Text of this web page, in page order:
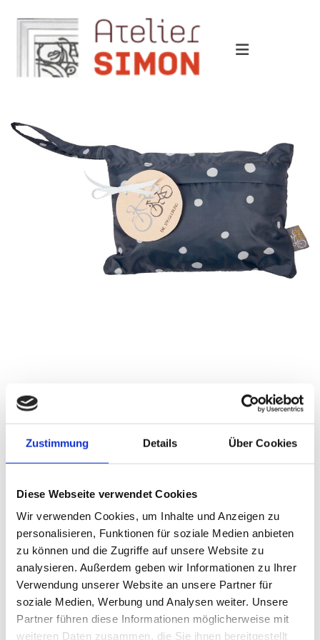
Zustimmung Details Über Cookies
Diese Webseite verwendet Cookies
Wir verwenden Cookies, um Inhalte und Anzeigen zu
personalisieren, Funktionen für soziale Medien anbieten
zu können und die Zugriffe auf unsere Website zu
analysieren. Außerdem geben wir Informationen zu Ihrer
Verwendung unserer Website an unsere Partner für
soziale Medien, Werbung und Analysen weiter. Unsere
Partner führen diese Informationen möglicherweise mit
weiteren Daten zusammen, die Sie ihnen bereitgestellt